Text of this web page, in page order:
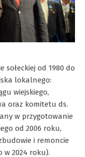
sołeckiej od 1980 do
lokalnego:
wiejskiego,
oraz komitetu ds.
w przygotowanie
od 2006 roku,
i remoncie
w 2024 roku).